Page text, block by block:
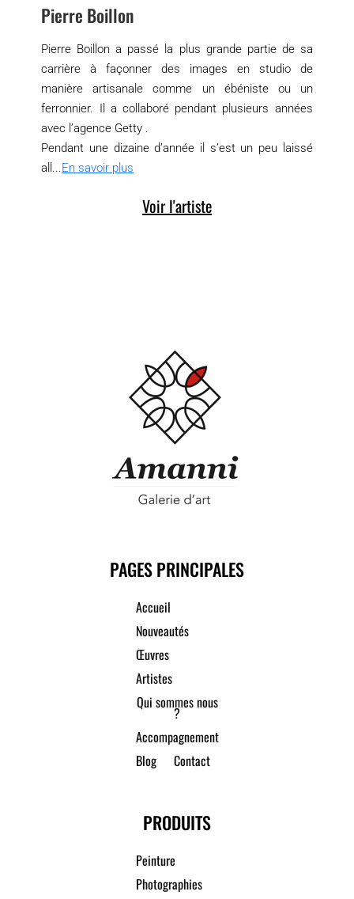
Pierre Boillon
Pierre Boillon a passé la plus grande partie de sa
carrière à façonner des images en studio de
manière artisanale comme un ébéniste ou un
ferronnier. Il a collaboré pendant plusieurs années
avec l’agence Getty .
Pendant une dizaine d’année il s’est un peu laissé
all...En savoir plus
Voir l'artiste
PAGES PRINCIPALES
Accueil
Nouveautés
Œuvres
Artistes
Qui sommes nous
?
Accompagnement
Blog
Contact
PRODUITS
Peinture
Photographies